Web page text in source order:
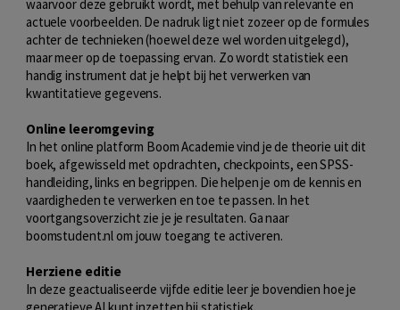
waarvoor deze gebruikt wordt, met behulp van relevante en
actuele voorbeelden. De nadruk ligt niet zozeer op de formules
achter de technieken (hoewel deze wel worden uitgelegd),
maar meer op de toepassing ervan. Zo wordt statistiek een
handig instrument dat je helpt bij het verwerken van
kwantitatieve gegevens.
Online leeromgeving
In het online platform Boom Academie vind je de theorie uit dit
boek, afgewisseld met opdrachten, checkpoints, een SPSS-
handleiding, links en begrippen. Die helpen je om de kennis en
vaardigheden te verwerken en toe te passen. In het
voortgangsoverzicht zie je je resultaten. Ga naar
boomstudent.nl om jouw toegang te activeren.
Herziene editie
In deze geactualiseerde vijfde editie leer je bovendien hoe je